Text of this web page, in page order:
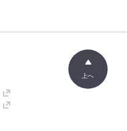
上へ